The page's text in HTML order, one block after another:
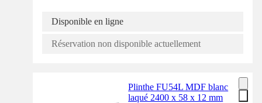
Disponible en ligne
Réservation non disponible actuellement
Plinthe FU54L MDF blanc
laqué 2400 x 58 x 12 mm